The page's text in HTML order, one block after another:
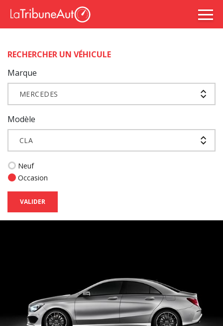
RECHERCHER UN VÉHICULE
Marque
MERCEDES
Modèle
CLA
Neuf
Occasion
VALIDER